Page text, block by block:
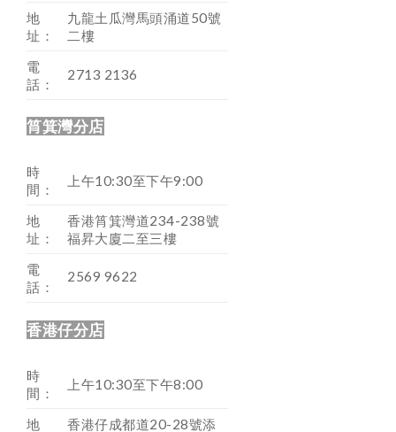
地
址：
九龍土瓜灣馬頭涌道50號
二樓
電
話：
2713 2136
筲箕灣分店
時
間：
上午10:30至下午9:00
地
址：
香港筲箕灣道234-238號
福昇大廈二至三樓
電
話：
2569 9622
香港仔分店
時
間：
上午10:30至下午8:00
地
香港仔成都道20-28號添